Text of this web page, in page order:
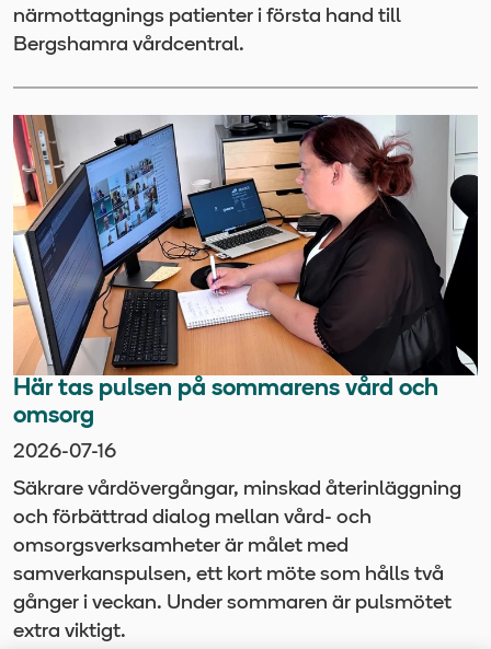
närmottagnings patienter i första hand till
Bergshamra vårdcentral.
Här tas pulsen på sommarens vård och
omsorg
2026-07-16
Säkrare vårdövergångar, minskad återinläggning
och förbättrad dialog mellan vård- och
omsorgsverksamheter är målet med
samverkanspulsen, ett kort möte som hålls två
gånger i veckan. Under sommaren är pulsmötet
extra viktigt.